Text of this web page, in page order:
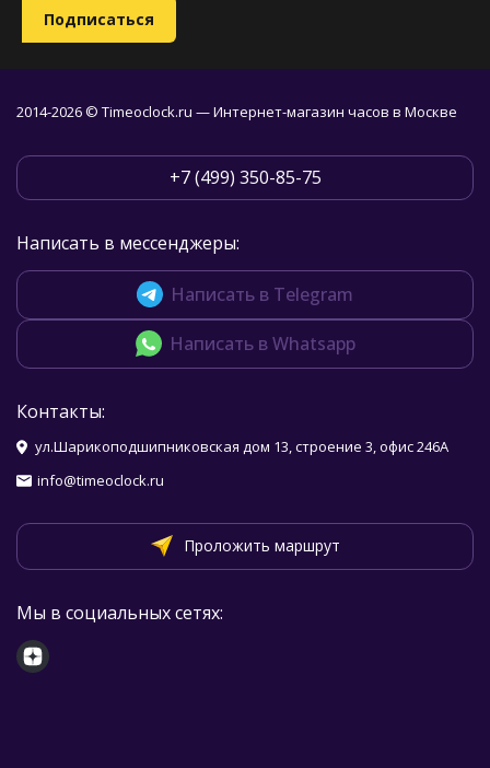
2014-2026 © Timeoclock.ru — Интернет-магазин часов в Москве
+7 (499) 350-85-75
Написать в мессенджеры:
Написать в Telegram
Написать в Whatsapp
Контакты:
ул.Шарикоподшипниковская дом 13, строение 3, офис 246А
info@timeoclock.ru
Проложить маршрут
Мы в социальных сетях: